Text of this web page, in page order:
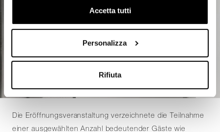
Accetta tutti
Personalizza
Rifiuta
Die Eröffnungsveranstaltung verzeichnete die Teilnahme
einer ausgewählten Anzahl bedeutender Gäste wie